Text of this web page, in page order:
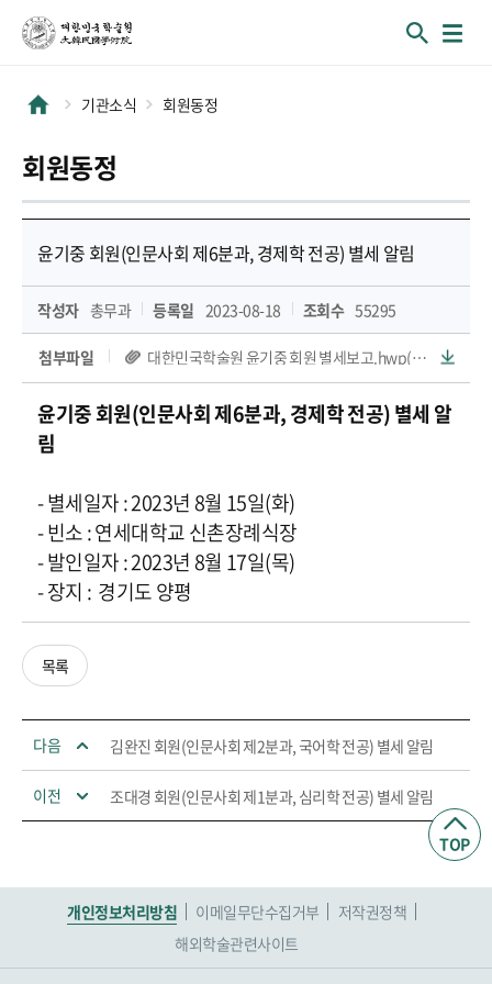
기관소식 회원동정
회원동정
윤기중 회원(인문사회 제6분과, 경제학 전공) 별세 알림
작성자 총무과 등록일 2023-08-18 조회수 55295
첨부파일 대한민국학술원 윤기중 회원 별세보고.hwp(64 KB)
윤기중 회원(인문사회 제6분과, 경제학전공) 별세 알
림
- 별세일자 : 2023년 8월 15일(화)
- 빈소 : 연세대학교 신촌장례식장
- 발인일자 : 2023년 8월 17일(목)
- 장지 : 경기도 양평
목록
다음 김완진 회원(인문사회 제2분과, 국어학 전공) 별세 알림
이전 조대경 회원(인문사회 제1분과, 심리학 전공) 별세 알림
개인정보처리방침 이메일무단수집거부
저작권정책
해외학술관련사이트
TOP